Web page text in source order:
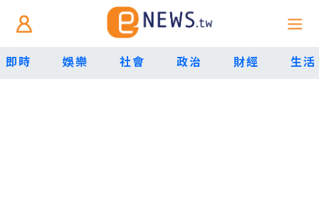
即時 娛樂 社會 政治 財經 生活